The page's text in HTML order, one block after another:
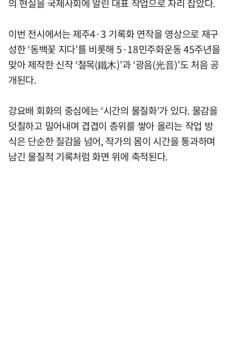
의 현실을 국제사회에 알린 대표 작업으로 자리 잡았다.
이번 전시에서는 제주4·3 기록화 연작을 영상으로 재구
성한 ‘동백꽃 지다’를 비롯해 5·18민주화운동 45주년을
맞아 제작한 신작 ‘철목(鐵木)’과 ‘광음(光音)’도 처음 공
개된다.
강요배 회화의 중심에는 ‘시간의 물질화’가 있다. 물감을
덧칠하고 밀어내며 겹겹이 층위를 쌓아 올리는 작업 방
식은 단순한 질감을 넘어, 작가의 몸이 시간을 통과하며
남긴 물질적 기록처럼 화면 위에 축적된다.